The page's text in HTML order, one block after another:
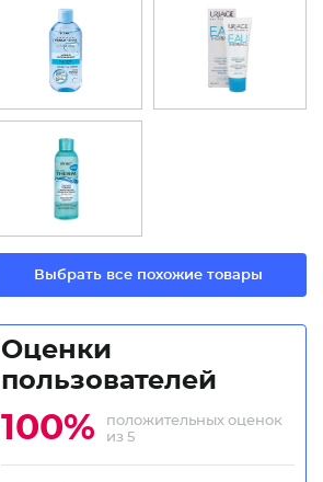
Выбрать все похожие товары
Оценки
пользователей
100%
положительных оценок
из 5